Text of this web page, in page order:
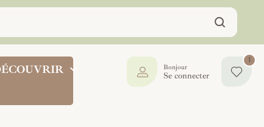
1
Bonjour
Se connecter